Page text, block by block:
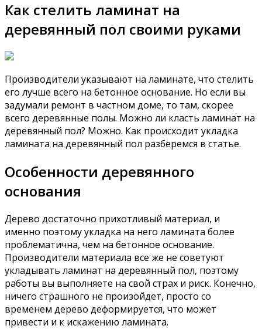
Как стелить ламинат на
деревянный пол своими руками
Производители указывают на ламинате, что стелить
его лучше всего на бетонное основание. Но если вы
задумали ремонт в частном доме, то там, скорее
всего деревянные полы. Можно ли класть ламинат на
деревянный пол? Можно. Как происходит укладка
ламината на деревянный пол разберемся в статье.
Особенности деревянного
основания
Дерево достаточно прихотливый материал, и
именно поэтому укладка на него ламината более
проблематична, чем на бетонное основание.
Производители материала все же не советуют
укладывать ламинат на деревянный пол, поэтому
работы вы выполняете на свой страх и риск. Конечно,
ничего страшного не произойдет, просто со
временем дерево деформируется, что может
привести и к искажению ламината.